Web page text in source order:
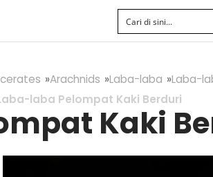
Arachnids Laba-laba Laba-
laba Pelompat Kaki Berduri
Kaki